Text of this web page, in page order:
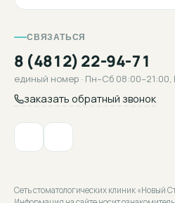
СВЯЗАТЬСЯ
8 (4812) 22-94-71
единый номер · Пн–Сб 08:00–21:00,
заказать обратный звонок
Сеть стоматологических клиник «Новый